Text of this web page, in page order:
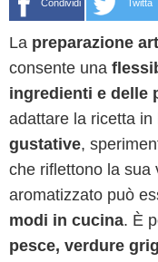
Condividi Twitta
La preparazione
consente una
ingredienti e delle
adattare la ricetta
gustative,
che riflettono la sua
aromatizzato può
modi in cucina. È
pesce, verdure